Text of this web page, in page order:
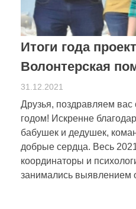
Итоги года
Волонтерская
31.12.2021
Друзья, поздравляем
годом! Искренне
бабушек и дедушек,
добрые сердца. Весь
координаторы и
занимались выявлением